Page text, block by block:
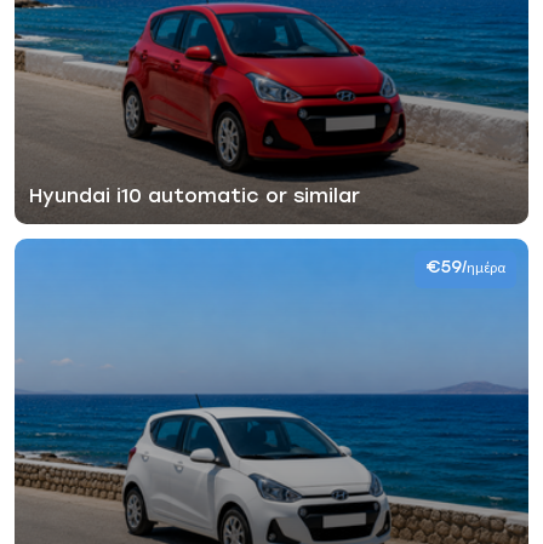
Hyundai i10 automatic or similar
€59/ημέρα